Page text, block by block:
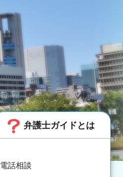
弁護士ガイドとは
電話相談